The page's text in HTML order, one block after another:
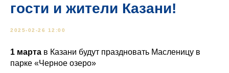
гости и жители Казани!
2025-02-26 12:00
1 марта в Казани будут праздновать Масленицу в
парке «Черное озеро»